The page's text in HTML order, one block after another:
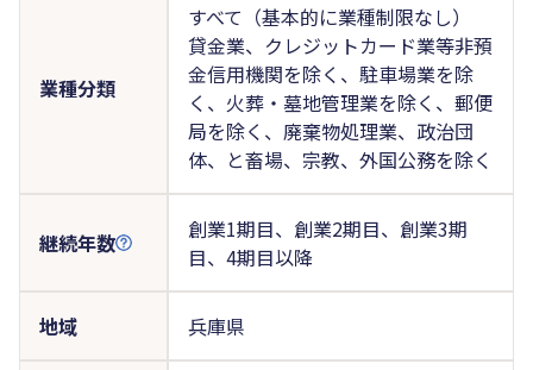
業種分類
すべて（基本的に業種制限なし）
貸金業、クレジットカード業等非預
金信用機関を除く、駐車場業を除
く、火葬・墓地管理業を除く、郵便
局を除く、廃棄物処理業、政治団
体、と畜場、宗教、外国公務を除く
継続年数
創業1期目、創業2期目、創業3期
目、4期目以降
地域 兵庫県